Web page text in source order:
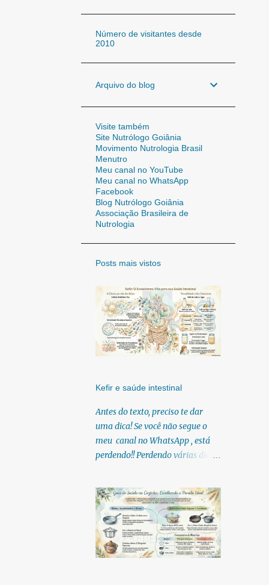
Número de visitantes desde
2010
Arquivo do blog
Visite também
Site Nutrólogo Goiânia
Movimento Nutrologia Brasil
Menutro
Meu canal no YouTube
Meu canal no WhatsApp
Facebook
Blog Nutrólogo Goiânia
Associação Brasileira de
Nutrologia
Posts mais vistos
Kefir e saúde intestinal
Antes do texto, preciso te dar
uma dica! Se você não segue o
meu canal no WhatsApp , está
perdendo!! Perdendo várias dicas,
infográficos, o link para
download dos meus e-books.
Para acessar clique no link:
https://whatsapp.com/channel/0
029Vb6U4AqKgsNzkBhubA40